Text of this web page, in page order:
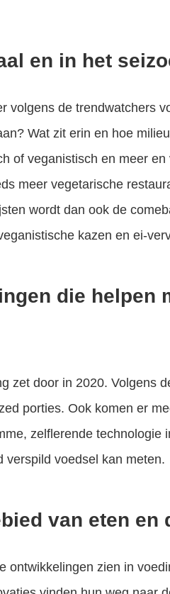
en in het
volgens de trendwatchers
Wat zit erin en hoe
of veganistisch en meer en
meer vegetarische
wordt dan ook de
kazen en ei-
die helpen
zet door in 2020. Volgens
porties. Ook komen er
zelflerende technologie
verspild voedsel kan meten.
van eten en
ontwikkelingen zien in